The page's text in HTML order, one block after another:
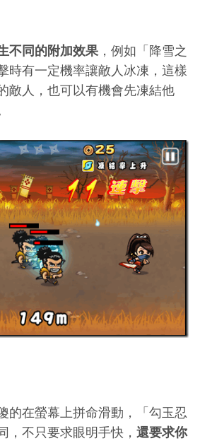
不同的附加效果，例如「降雪之
時有一定機率讓敵人冰凍，這樣
敵人，也可以有機會先凍結他
的在螢幕上拼命滑動，「勾玉忍
，不只要求眼明手快， 還要求你